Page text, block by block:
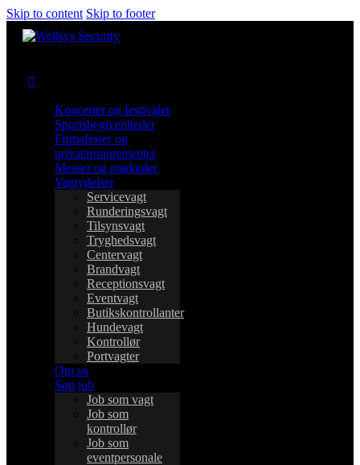
Skip to content Skip to footer
Koncerter og festivaler
Sportsbegivenheder
Firmafester og
privatarrangementer
Messer og markeder
Vagtydelser
Servicevagt
Runderingsvagt
Tilsynsvagt
Tryghedsvagt
Centervagt
Brandvagt
Receptionsvagt
Eventvagt
Butikskontrollanter
Hundevagt
Kontrollør
Portvagter
Om os
Søg job
Job som vagt
Job som
kontrollør
Job som
eventpersonale